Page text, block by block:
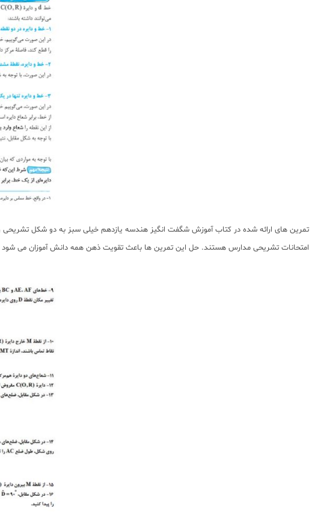
تمرین های ارائه شده در کتاب آموزش شگفت انگیز هندسه یازدهم خیلی سبز به دو شکل
امتحانات تشریحی مدارس هستند. حل این تمرین ها باعث تقویت ذهن همه دانش آموزان می